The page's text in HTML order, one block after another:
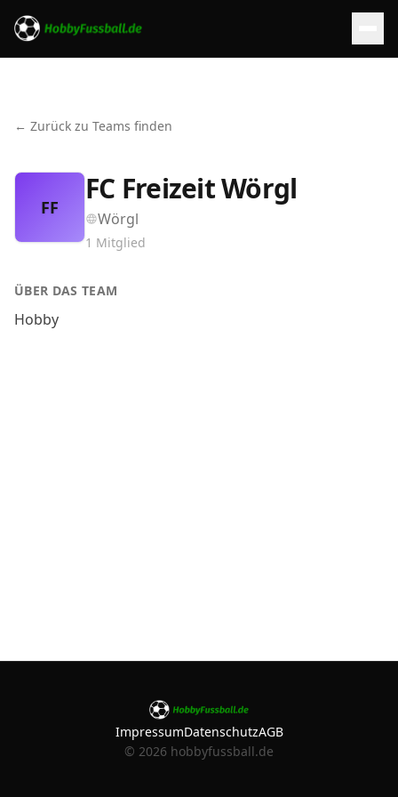
← Zurück zu Teams finden
FF
FC Freizeit Wörgl
Wörgl
1 Mitglied
ÜBER DAS TEAM
Hobby
ImpressumDatenschutzAGB
© 2026 hobbyfussball.de